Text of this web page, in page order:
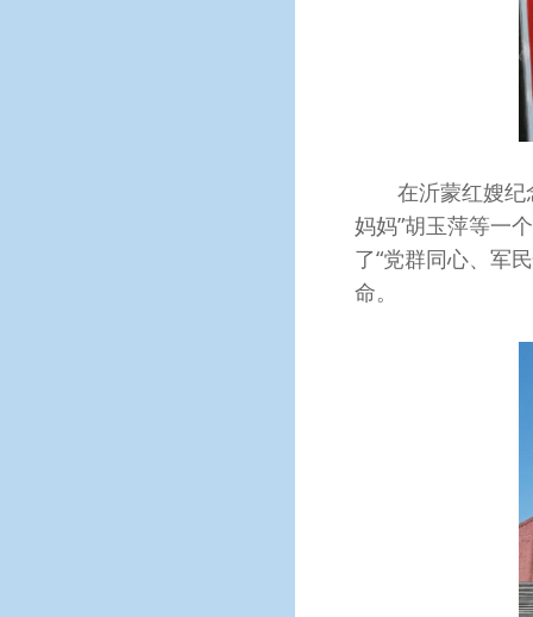
在沂蒙红嫂纪念
妈妈”胡玉萍等一
了“党群同心、军
命。